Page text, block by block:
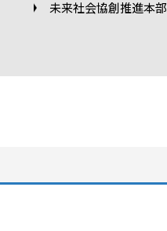
未来社会協創推進本部